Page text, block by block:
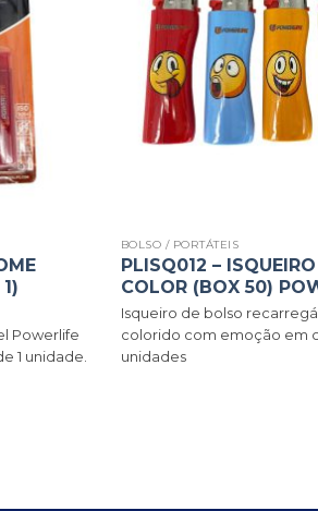
Powerlife
1 unidade.
BOLSO / PORTÁTEIS
PLISQ012 –
COLOR (BOX 50)
Isqueiro de bolso
colorido com emoção em
unidades